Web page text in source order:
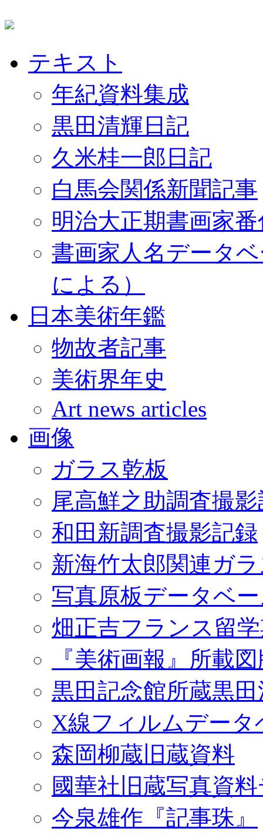
テキスト
年紀資料集成
黒田清輝日記
久米桂一郎日記
白馬会関係新聞記事
明治大正期書画家
書画家人名データ
による）
日本美術年鑑
物故者記事
美術界年史
Art news articles
画像
ガラス乾板
尾高鮮之助調査撮
和田新調査撮影記録
新海竹太郎関連ガ
写真原板データベ
畑正吉フランス留
『美術画報』所載
黒田記念館所蔵黒
X線フィルムデータ
森岡柳蔵旧蔵資料
國華社旧蔵写真資
今泉雄作『記事珠』